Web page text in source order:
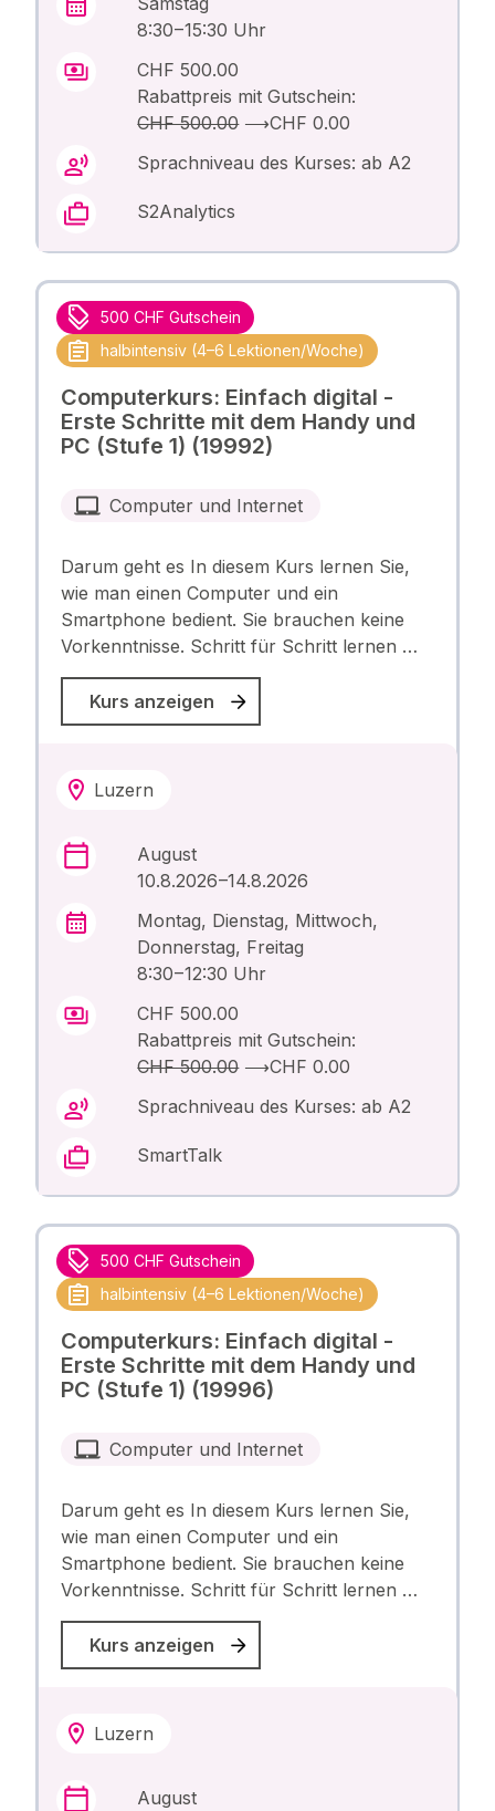
8:30 – 15:30 Uhr
CHF 500.00
Rabattpreis mit Gutschein:
CHF 500.00⟶CHF 0.00
Sprachniveau des Kurses: ab A2
S2Analytics
500 CHF Gutschein
halbintensiv (4–6 Lektionen/Woche)
Computerkurs: Einfach digital -
Erste Schritte mit dem Handy und
PC (Stufe 1) (19992)
Computer und Internet
Darum geht es In diesem Kurs lernen Sie,
wie man einen Computer und ein
Smartphone bedient. Sie brauchen keine
Vorkenntnisse. Schritt für Schritt lernen …
Kurs anzeigen
Luzern
August
10.8.2026 –14.8.2026
Montag, Dienstag, Mittwoch,
Donnerstag, Freitag
8:30 – 12:30 Uhr
CHF 500.00
Rabattpreis mit Gutschein:
CHF 500.00⟶CHF 0.00
Sprachniveau des Kurses: ab A2
SmartTalk
500 CHF Gutschein
halbintensiv (4–6 Lektionen/Woche)
Computerkurs: Einfach digital -
Erste Schritte mit dem Handy und
PC (Stufe 1) (19996)
Computer und Internet
Darum geht es In diesem Kurs lernen Sie,
wie man einen Computer und ein
Smartphone bedient. Sie brauchen keine
Vorkenntnisse. Schritt für Schritt lernen …
Kurs anzeigen
Luzern
August